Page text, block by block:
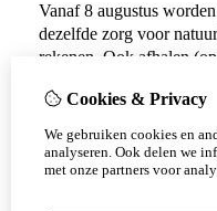
Cookies & Privacy
We gebruiken cookies en
analyseren. Ook delen we
met onze partners voor
Vanaf 8 augustus
dezelfde zorg voor
rekenen. Ook afhalen
Vanaf 17 augustus zijn
Scherpenisse) weer